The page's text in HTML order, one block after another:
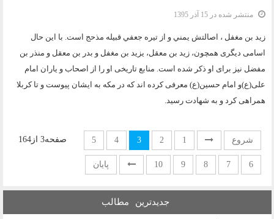
منتشر شده در 15 آذر 1395
زيد بن مغفل ، اصالتش يمني و از تيره‏ جعفي قبيله مذحج است. با این حال
اسامی دیگری همچون، زید بن معقل، یزید بن مغفل و بدر بن معقل و منذر بن
مفضل نیز برای او ذکر شده است. منابع تاریخی او را از اصحاب و یاران امام
علی(ع)و امام حسین(ع) معرفی کرده اند که در مکه به ایشان پیوست و تا کربلا
همراهی کرد و به شهادت رسید.
صفحه3 از164 شروع 1
2
3
4
5
6
7
8
9
10 پایان
جدیدترین مطالب